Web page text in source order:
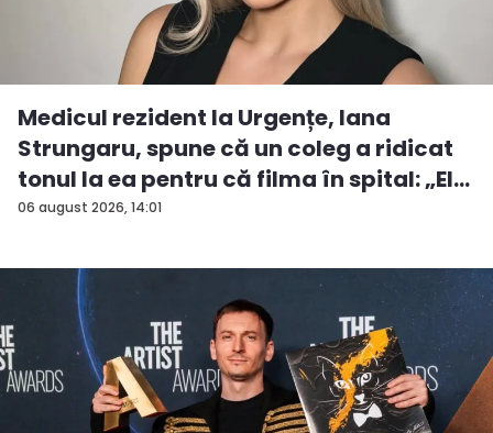
06 august 2026, 14:01
Medicul rezident la Urgențe, Iana
Strungaru, spune că un coleg a ridicat
tonul la ea pentru că filma în spital: „El
a...